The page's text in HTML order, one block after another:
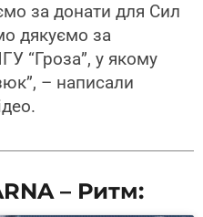
за донати для Сил
дякуємо за
“Гроза”, у якому
– написали
– Ритм: